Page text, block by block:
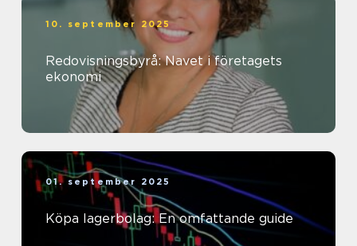
10. september 2025
Redovisningsbyrå: Navet i företagets
ekonomi
01. september 2025
Köpa lagerbolag: En omfattande guide